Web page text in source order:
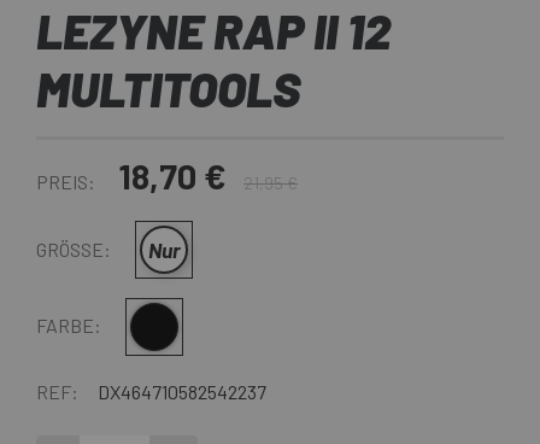
LEZYNE RAP II 12
MULTITOOLS
PREIS: 18,70 € 21,95 €
GRÖSSE: Nur
FARBE: Multi
REF: DX464710582542237